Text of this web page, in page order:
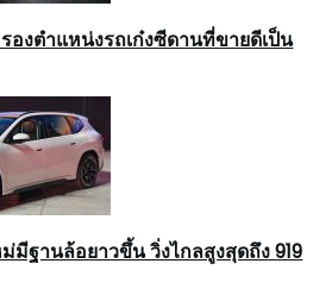
องตำแหน่งรถเก๋งซีดานที่ขายดีเป็น
มีฐานล้อยาวขึ้น วิ่งไกลสูงสุดถึง 919